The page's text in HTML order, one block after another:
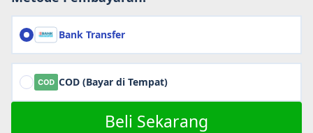
Bank Transfer
COD (Bayar di Tempat)
Beli Sekarang